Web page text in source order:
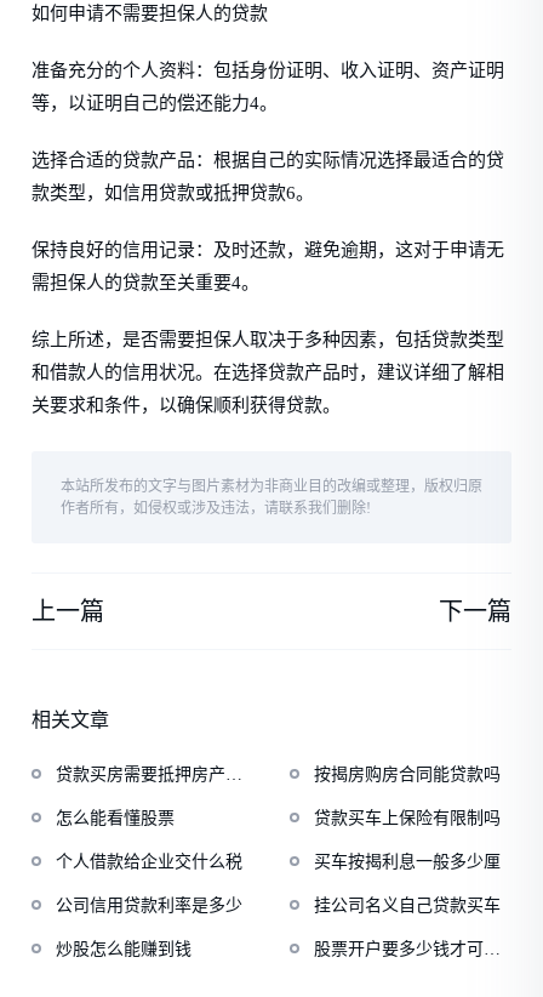
如何申请不需要担保人的贷款
准备充分的个人资料：包括身份证明、收入证明、资产证明
等，以证明自己的偿还能力4。
选择合适的贷款产品：根据自己的实际情况选择最适合的贷
款类型，如信用贷款或抵押贷款6。
保持良好的信用记录：及时还款，避免逾期，这对于申请无
需担保人的贷款至关重要4。
综上所述，是否需要担保人取决于多种因素，包括贷款类型
和借款人的信用状况。在选择贷款产品时，建议详细了解相
关要求和条件，以确保顺利获得贷款。
本站所发布的文字与图片素材为非商业目的改编或整理，版权归原
作者所有，如侵权或涉及违法，请联系我们删除!
上一篇 下一篇
相关文章
贷款买房需要抵押房产证
按揭房购房合同能贷款吗
怎么能看懂股票 贷款买车上保险有限制吗
个人借款给企业交什么税 买车按揭利息一般多少厘
公司信用贷款利率是多少 挂公司名义自己贷款买车
炒股怎么能赚到钱
股票开户要多少钱才可以